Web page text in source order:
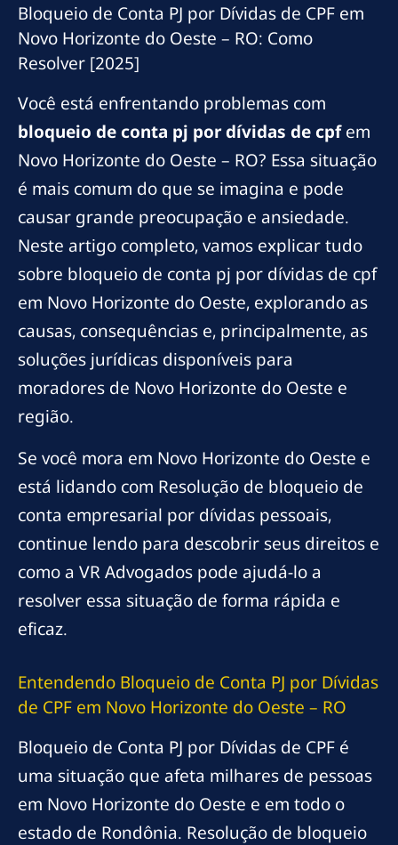
Bloqueio de Conta PJ por Dívidas de CPF em
Novo Horizonte do Oeste – RO: Como
Resolver [2025]
Você está enfrentando problemas com
bloqueio de conta pj por dívidas de cpfem
Novo Horizonte do Oeste – RO? Essa situação
é mais comum do que se imagina e pode
causar grande preocupação e ansiedade.
Neste artigo completo, vamos explicar tudo
sobre bloqueio de conta pj por dívidas de cpf
em Novo Horizonte do Oeste, explorando as
causas, consequências e, principalmente, as
soluções jurídicas disponíveis para
moradores de Novo Horizonte do Oeste e
região.
Se você mora em Novo Horizonte do Oeste e
está lidando com Resolução de bloqueio de
conta empresarial por dívidas pessoais,
continue lendo para descobrir seus direitos e
como a VR Advogados pode ajudá-lo a
resolver essa situação de forma rápida e
eficaz.
Entendendo Bloqueio de Conta PJ por Dívidas
de CPF em Novo Horizonte do Oeste – RO
Bloqueio de Conta PJ por Dívidas de CPF é
uma situação que afeta milhares de pessoas
em Novo Horizonte do Oeste e em todo o
estado de Rondônia. Resolução de bloqueio